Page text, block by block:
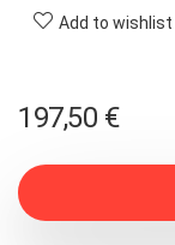
Add to wishlist
197,50 €